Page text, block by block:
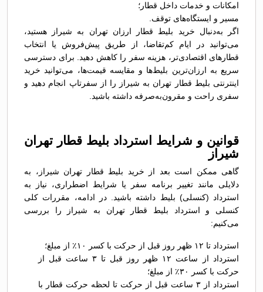
امکانات و خدمات داخل قطار؛
مسیر و ایستگاه‌های توقف.
اگر به‌دنبال خرید بلیط قطار ارزان تهران به شيراز هستید،
می‌توانید در ایام کم‌تقاضا، از طریق پیش‌فروش یا انتخاب
قطارهای اقتصادی‌تر، هزینه سفر را کاهش دهید. برای دسترسی
سریع به ارزان‌ترین بلیط‌ها و مقایسه قیمت‌ها، می‌توانید خرید
اینترنتی بلیط قطار تهران به شيراز را از سفرتاپ انجام دهید و
سفری راحت و مقرون‌به‌صرفه داشته باشید.
قوانین و شرایط استرداد بلیط قطار تهران
شيراز
گاهی ممکن است بعد از خرید بلیط قطار تهران شيراز، به
دلایلی مانند تغییر برنامه سفر یا شرایط اضطراری، نیاز به
استرداد (کنسلی) بلیط داشته باشید. در ادامه، مقررات کلی
کنسلی و استرداد بلیط قطار تهران به شيراز را بررسی
می‌کنیم:
استرداد تا ۱۲ ظهر روز قبل از حرکت با کسر ۱۰٪ از مبلغ؛
استرداد از ساعت ۱۲ ظهر روز قبل تا ۳ ساعت قبل از
حرکت با کسر ۳۰٪ از مبلغ؛
استرداد از ۳ ساعت قبل از حرکت تا لحظه حرکت قطار با